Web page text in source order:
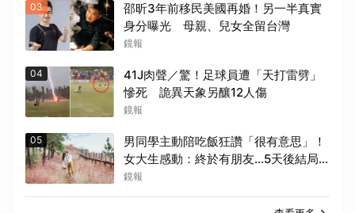
03
邵昕3年前移民美國再婚！另一半真實
身分曝光 母親、兒女全留台灣
鏡報
04
41J肉聲／驚！足球員遭「天打雷劈」
慘死 詭異天象另釀12人傷
鏡報
05
男同學主動陪吃飯狂讚「很有意思」！
女大生感動：終於有朋友…5天後結局
超心碎
鏡報